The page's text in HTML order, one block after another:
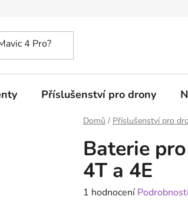
osobních údajů
Příslušenství pro drony
Domů / Příslušenství pro
Baterie
4T a 4E
Průměrné
1 hodnocení